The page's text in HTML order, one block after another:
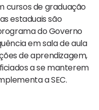
cursos de graduação
estaduais são
do Governo
em sala de aula
de aprendizagem,
a se manterem
a SEC.